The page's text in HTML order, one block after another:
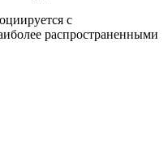
с
распространенными